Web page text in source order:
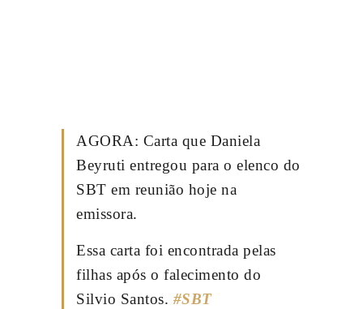
AGORA: Carta que Daniela
Beyruti entregou para o elenco do
SBT em reunião hoje na
emissora.
Essa carta foi encontrada pelas
filhas após o falecimento do
Silvio Santos. #SBT